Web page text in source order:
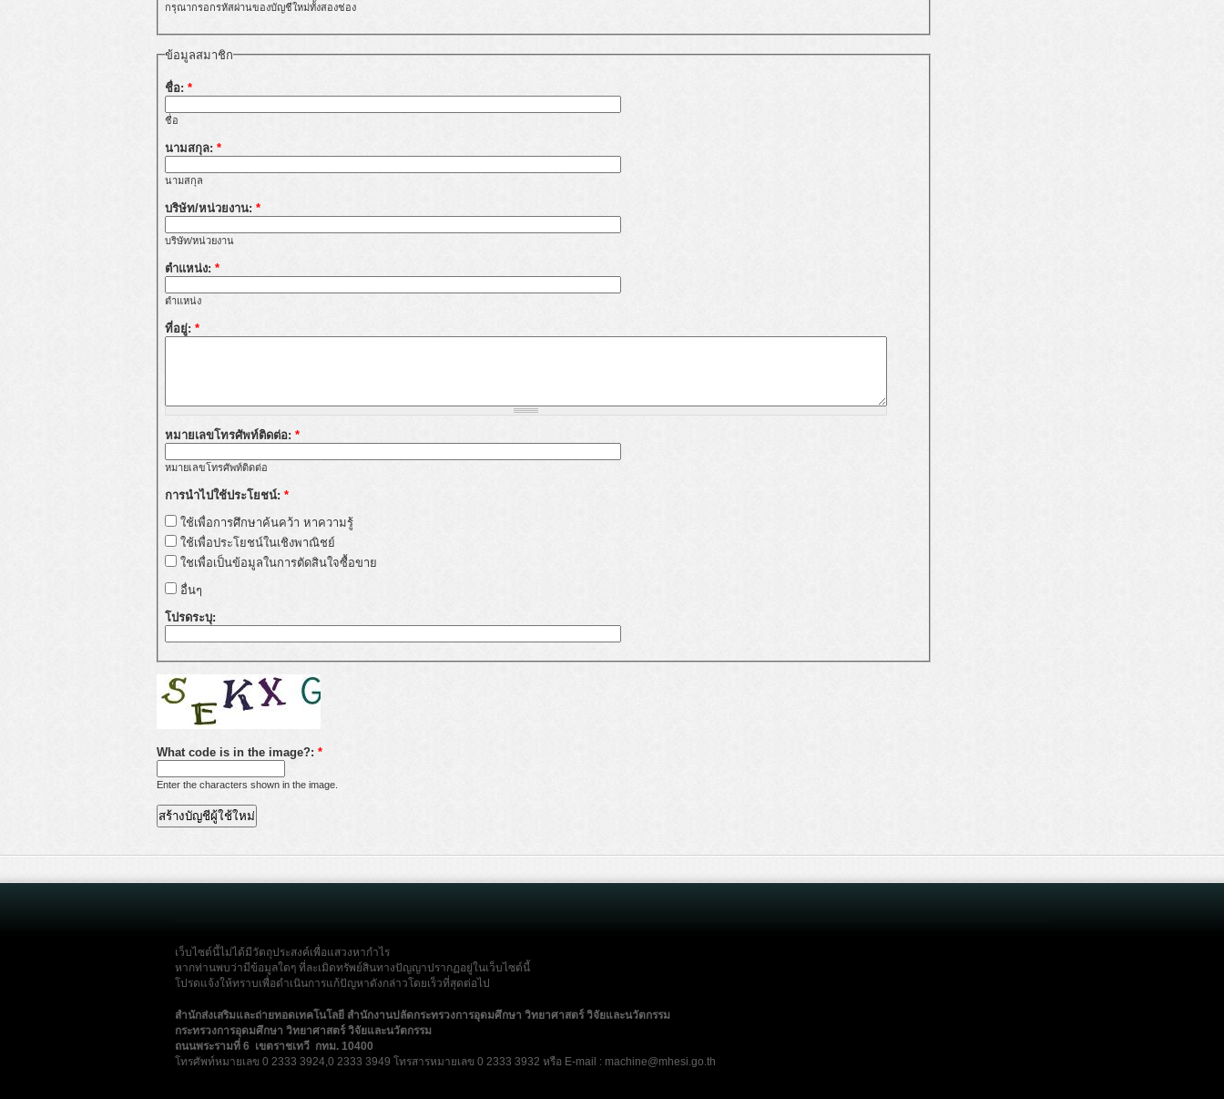
กรุณากรอกรหัสผ่านของบัญชีใหม่ทั้งสองช่อง
ข้อมูลสมาชิก
ชื่อ: *
ชื่อ
นามสกุล: *
นามสกุล
บริษัท/หน่วยงาน: *
บริษัท/หน่วยงาน
ตำแหน่ง: *
ตำแหน่ง
ที่อยู่: *
หมายเลขโทรศัพท์ติดต่อ: *
หมายเลขโทรศัพท์ติดต่อ
การนำไปใช้ประโยชน์: *
ใช้เพื่อการศึกษาค้นคว้า หาความรู้
ใช้เพื่อประโยชน์ในเชิงพาณิชย์
ใชเพื่อเป็นข้อมูลในการตัดสินใจซื้อขาย
อื่นๆ
โปรดระบุ:
What code is in the image?: *
Enter the characters shown in the image.
เว็บไซต์นี้ไม่ได้มีวัตถุประสงค์เพื่อแสวงหากำไร
หากท่านพบว่ามีข้อมูลใดๆ ที่ละเมิดทรัพย์สินทางปัญญาปรากฏอยู่ในเว็บไซต์นี้
โปรดแจ้งให้ทราบเพื่อดำเนินการแก้ปัญหาดังกล่าวโดยเร็วที่สุดต่อไป
สำนักส่งเสริมและถ่ายทอดเทคโนโลยี สำนักงานปลัดกระทรวงการอุดมศึกษา วิทยาศาสตร์ วิจัยและนวัตกรรม
กระทรวงการอุดมศึกษา วิทยาศาสตร์ วิจัยและนวัตกรรม
ถนนพระรามที่ 6 เขตราชเทวี กทม. 10400
โทรศัพท์หมายเลข 0 2333 3924,0 2333 3949 โทรสารหมายเลข 0 2333 3932 หรือ E-mail : machine@mhesi.go.th